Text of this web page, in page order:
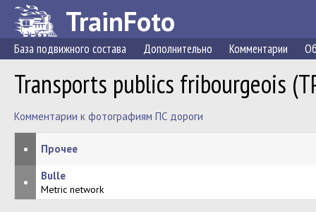
TrainFoto
База подвижного состава Дополнительно Комментарии
Transports publics fribourgeois
Комментарии к фотографиям ПС дороги
• Прочее
• Bulle
Metric network